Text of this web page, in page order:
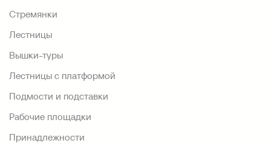
Стремянки
Лестницы
Вышки-туры
Лестницы с платформой
Подмости и подставки
Рабочие площадки
Принадлежности